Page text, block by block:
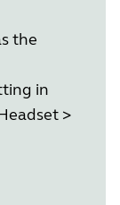
the
in
>